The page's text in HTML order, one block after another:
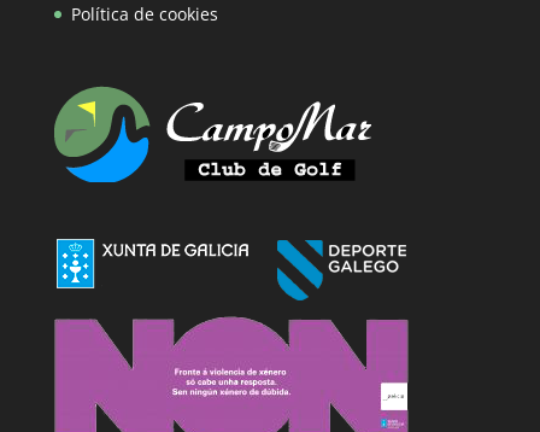
Política de cookies